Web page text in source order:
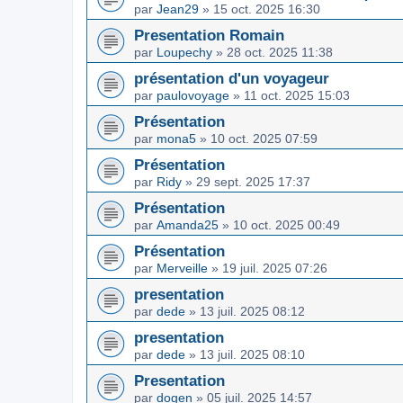
par Jean29 » 15 oct. 2025 16:30
Presentation Romain
par Loupechy » 28 oct. 2025 11:38
présentation d'un voyageur
par paulovoyage » 11 oct. 2025 15:03
Présentation
par mona5 » 10 oct. 2025 07:59
Présentation
par Ridy » 29 sept. 2025 17:37
Présentation
par Amanda25 » 10 oct. 2025 00:49
Présentation
par Merveille » 19 juil. 2025 07:26
presentation
par dede » 13 juil. 2025 08:12
presentation
par dede » 13 juil. 2025 08:10
Presentation
par dogen » 05 juil. 2025 14:57